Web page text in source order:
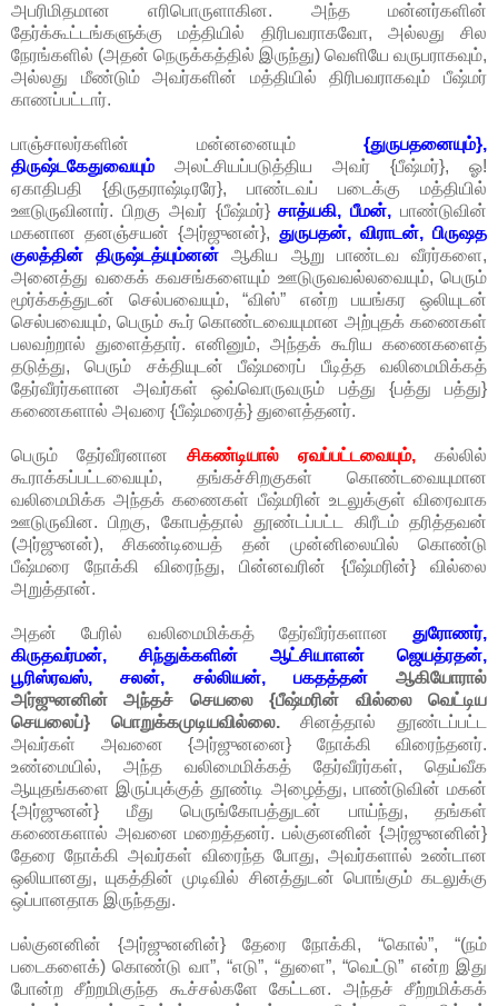
அபரிமிதமான எரிபொருளாகின. அந்த மன்னர்களின்
தேர்க்கூட்டங்களுக்கு மத்தியில் திரிபவராகவோ, அல்லது சில
நேரங்களில் (அதன் நெருக்கத்தில் இருந்து) வெளியே வருபராகவும்,
அல்லது மீண்டும் அவர்களின் மத்தியில் திரிபவராகவும் பீஷ்மர்
காணப்பட்டார்.
பாஞ்சாலர்களின் மன்னனையும் {துருபதனையும்},
திருஷ்டகேதுவையும் அலட்சியப்படுத்திய அவர் {பீஷ்மர்}, ஓ!
ஏகாதிபதி {திருதராஷ்டிரரே}, பாண்டவப் படைக்கு மத்தியில்
ஊடுருவினார். பிறகு அவர் {பீஷ்மர்}சாத்யகி, பீமன், பாண்டுவின்
மகனான தனஞ்சயன் {அர்ஜுனன்}, துருபதன், விராடன், பிருஷத
குலத்தின் திருஷ்டத்யும்னன் ஆகிய ஆறு பாண்டவ வீரர்களை,
அனைத்து வகைக் கவசங்களையும் ஊடுருவவல்லவையும், பெரும்
மூர்க்கத்துடன் செல்பவையும், “விஸ்” என்ற பயங்கர ஒலியுடன்
செல்பவையும், பெரும் கூர் கொண்டவையுமான அற்புதக் கணைகள்
பலவற்றால் துளைத்தார். எனினும், அந்தக் கூரிய கணைகளைத்
தடுத்து, பெரும் சக்தியுடன் பீஷ்மரைப் பீடித்த வலிமைமிக்கத்
தேர்வீரர்களான அவர்கள் ஒவ்வொருவரும் பத்து {பத்து பத்து}
கணைகளால் அவரை {பீஷ்மரைத்} துளைத்தனர்.
பெரும் தேர்வீரனான சிகண்டியால் ஏவப்பட்டவையும், கல்லில்
கூராக்கப்பட்டவையும், தங்கச்சிறகுகள் கொண்டவையுமான
வலிமைமிக்க அந்தக் கணைகள் பீஷ்மரின் உடலுக்குள் விரைவாக
ஊடுருவின. பிறகு, கோபத்தால் தூண்டப்பட்ட கிரீடம் தரித்தவன்
(அர்ஜுனன்), சிகண்டியைத் தன் முன்னிலையில் கொண்டு
பீஷ்மரை நோக்கி விரைந்து, பின்னவரின் {பீஷ்மரின்} வில்லை
அறுத்தான்.
அதன் பேரில் வலிமைமிக்கத் தேர்வீரர்களான துரோணர்,
கிருதவர்மன், சிந்துக்களின் ஆட்சியாளன் ஜெயத்ரதன்,
பூரிஸ்ரவஸ், சலன், சல்லியன், பகதத்தன்ஆகியோரால்
அர்ஜுனனின் அந்தச் செயலை {பீஷ்மரின் வில்லை வெட்டிய
செயலைப்} பொறுக்கமுடியவில்லை.சினத்தால் தூண்டப்பட்ட
அவர்கள் அவனை {அர்ஜுனனை} நோக்கி விரைந்தனர்.
உண்மையில், அந்த வலிமைமிக்கத் தேர்வீரர்கள், தெய்வீக
ஆயுதங்களை இருப்புக்குத் தூண்டி அழைத்து, பாண்டுவின் மகன்
{அர்ஜுனன்} மீது பெருங்கோபத்துடன் பாய்ந்து, தங்கள்
கணைகளால் அவனை மறைத்தனர். பல்குனனின் {அர்ஜுனனின்}
தேரை நோக்கி அவர்கள் விரைந்த போது, அவர்களால் உண்டான
ஒலியானது, யுகத்தின் முடிவில் சினத்துடன் பொங்கும் கடலுக்கு
ஒப்பானதாக இருந்தது.
பல்குனனின் {அர்ஜுனனின்} தேரை நோக்கி, “கொல்”, “(நம்
படைகளைக்) கொண்டு வா”, “எடு”, “துளை”, “வெட்டு” என்ற இது
போன்ற சீற்றமிகுந்த கூச்சல்களே கேட்டன. அந்தச் சீற்றமிக்கக்